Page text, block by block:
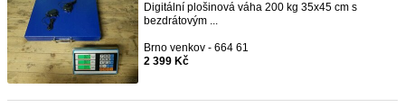
Digitální plošinová váha 200 kg 35x45 cm s
bezdrátovým ...
Brno venkov - 664 61
2 399 Kč